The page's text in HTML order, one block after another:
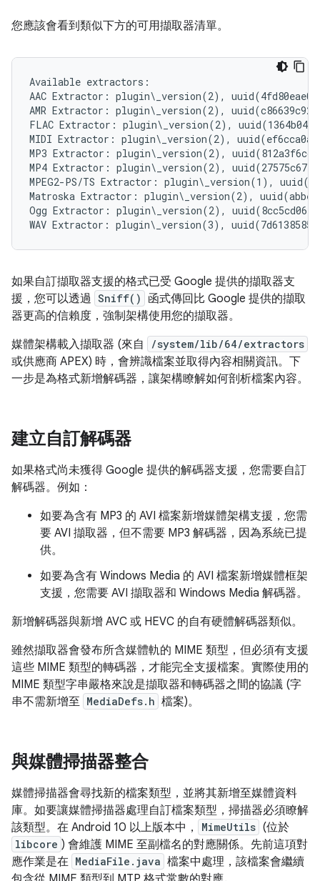
您應該會看到類似下方的可用擷取器清單。
Available extractors:
AAC Extractor: plugin\_version(2),
AMR Extractor: plugin\_version(2),
FLAC Extractor: plugin\_version(2),
MIDI Extractor: plugin\_version(2),
MP3 Extractor: plugin\_version(2),
MP4 Extractor: plugin\_version(2),
MPEG2-PS/TS Extractor: plugin\_version(1),
Matroska Extractor: plugin\_version(2),
Ogg Extractor: plugin\_version(2),
如果自訂擷取器支援的格式已受 Google 提供的擷取器支
援，您可以透過 Sniff()
函式傳回比 Google 提供的擷取
器更高的信賴度，強制架構使用您的擷取器。
媒體架構載入擷取器 (來自
/system/lib/64/extractors
或供應商 APEX) 時，會辨識檔案並取得內容相關資訊。下
一步是為格式新增解碼器，讓架構瞭解如何剖析檔案內容。
建立自訂解碼器
如果格式尚未獲得 Google 提供的解碼器支援，您需要自訂
解碼器。例如：
如要為含有 MP3 的 AVI 檔案新增媒體架構支援，您需
要 AVI 擷取器，但不需要 MP3 解碼器，因為系統已提
供。
如要為含有 Windows Media 的 AVI 檔案新增媒體框架
支援，您需要 AVI 擷取器和 Windows Media 解碼器。
新增解碼器與新增 AVC 或 HEVC 的自有硬體解碼器類似。
雖然擷取器會發布所含媒體軌的 MIME 類型，但必須有支援
這些 MIME 類型的轉碼器，才能完全支援檔案。實際使用的
MIME 類型字串嚴格來說是擷取器和轉碼器之間的協議 (字
串不需新增至 MediaDefs.h 檔案)。
與媒體掃描器整合
媒體掃描器會尋找新的檔案類型，並將其新增至媒體資料
庫。如要讓媒體掃描器處理自訂檔案類型，掃描器必須瞭解
該類型。在 Android 10 以上版本中，
MimeUtils (位於
libcore ) 會維護 MIME 至副檔名的對應關係。先前這項對
應作業是在 MediaFile.java 檔案中處理，該檔案會繼續